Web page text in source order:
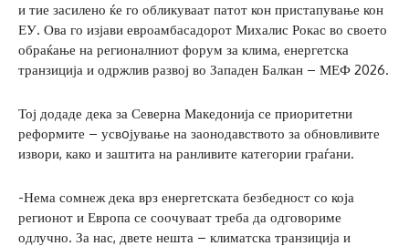
и тие засилено ќе го обликуваат патот кон пристапување кон
ЕУ. Ова го изјави евроамбасадорот Михалис Рокас во своето
обраќање на регионалниот форум за клима, енергетска
транзиција и одржлив развој во Западен Балкан – МЕФ 2026.
Тој додаде дека за Северна Македонија се приоритетни
реформите – усвoјување на заонодавството за обновливите
извори, како и заштита на ранливите категории граѓани.
-Нема сомнеж дека врз енергетската безбедност со која
регионот и Европа се соочуваат треба да одговориме
одлучно. За нас, двете нешта – климатска транзиција и